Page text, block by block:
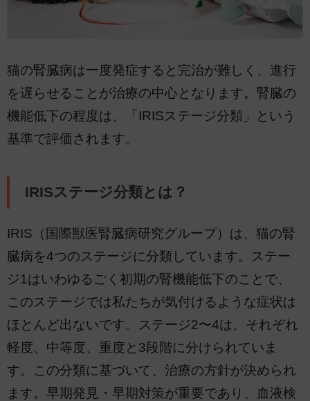
猫の腎臓病は一度発症すると完治が難しく、進行
を遅らせることが治療の中心となります。腎臓の
機能低下の程度は、「IRISステージ分類」という
基準で評価されます。
IRISステージ分類とは？
IRIS（国際獣医腎臓病研究グループ）は、猫の腎
臓病を4つのステージに分類しています。ステー
ジ1はいわゆるごく初期の腎機能低下のことで、
このステージでは私たちが気付けるような症状は
ほとんど出ないです。ステージ2〜4は、それぞれ
軽度、中等度、重度と3段階に分けられていま
す。この分類に基づいて、治療の方針が決められ
ます。早期発見・早期対策が重要であり、血液検